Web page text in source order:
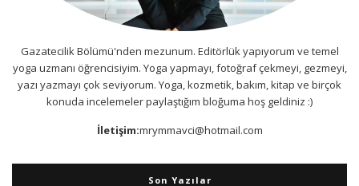
Gazatecilik Bölümü'nden mezunum. Editörlük yapıyorum ve temel
yoga uzmanı öğrencisiyim. Yoga yapmayı, fotoğraf çekmeyi, gezmeyi,
yazı yazmayı çok seviyorum. Yoga, kozmetik, bakım, kitap ve birçok
konuda incelemeler paylaştığım bloğuma hoş geldiniz :)
İletişim:mrymmavci@hotmail.com
Son Yazılar